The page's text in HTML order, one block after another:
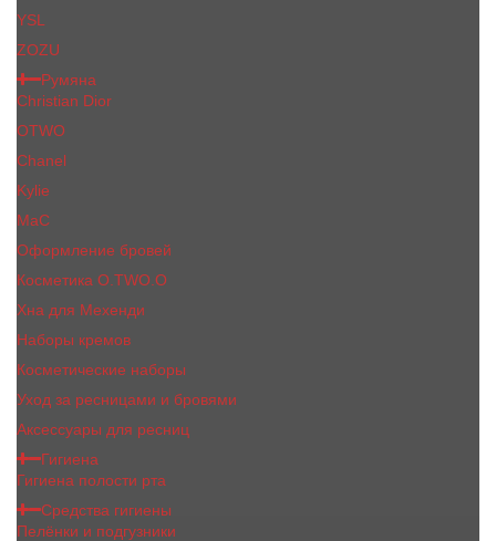
YSL
ZOZU
Румяна
Christian Dior
OTWO
Сhanеl
Kylie
MaC
Оформление бровей
Косметика O.TWO.O
Хна для Мехенди
Наборы кремов
Косметические наборы
Уход за ресницами и бровями
Аксессуары для ресниц
Гигиена
Гигиена полости рта
Средства гигиены
Пелёнки и подгузники